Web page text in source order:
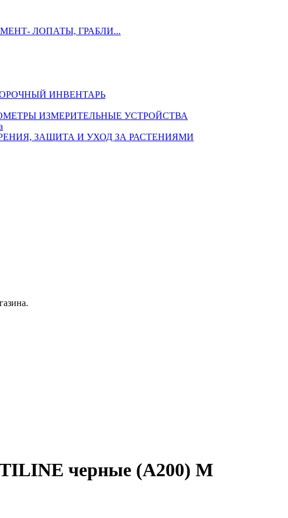
ЛОПАТЫ, ГРАБЛИ...
ИНВЕНТАРЬ
ИЗМЕРИТЕЛЬНЫЕ УСТРОЙСТВА
ЗАЩИТА И УХОД ЗА РАСТЕНИЯМИ
черные (А200) M